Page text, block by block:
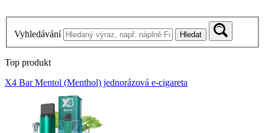
Vyhledávání Hledat
Top produkt
X4 Bar Mentol (Menthol) jednorázová e-cigareta